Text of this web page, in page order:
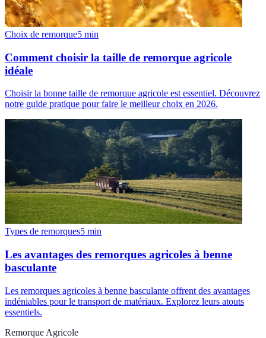
Choix de remorque5 min
Comment choisir la taille de remorque agricole
idéale
Choisir la bonne taille de remorque agricole est essentiel. Découvrez
notre guide pratique pour faire le meilleur choix en 2026.
Types de remorques5 min
Les avantages des remorques agricoles à benne
basculante
Les remorques agricoles à benne basculante offrent des avantages
indéniables pour le transport de matériaux. Explorez leurs atouts
essentiels.
Remorque Agricole